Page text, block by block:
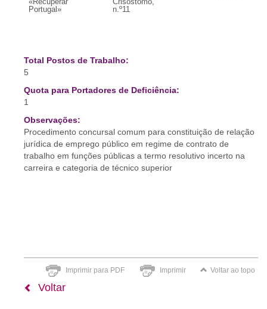
Portugal»
n.º11
Total Postos de Trabalho:
5
Quota para Portadores de Deficiência:
1
Observações:
Procedimento concursal comum para constituição de relação
jurídica de emprego público em regime de contrato de
trabalho em funções públicas a termo resolutivo incerto na
carreira e categoria de técnico superior
Imprimir para PDF Imprimir Voltar ao topo
Voltar